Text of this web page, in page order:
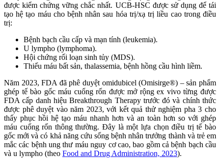
được kiểm chứng vững chắc nhất. UCB-HSC được sử dụng để tái
tạo hệ tạo máu cho bệnh nhân sau hóa trị/xạ trị liều cao trong điều
trị:
Bệnh bạch cầu cấp và mạn tính (leukemia).
U lympho (lymphoma).
Hội chứng rối loạn sinh tủy (MDS).
Thiếu máu bất sản, thalassemia, bệnh hồng cầu hình liềm.
Năm 2023, FDA đã phê duyệt omidubicel (Omisirge®) – sản phẩm
ghép tế bào gốc máu cuống rốn được mở rộng ex vivo từng được
FDA cấp danh hiệu Breakthrough Therapy trước đó và chính thức
được phê duyệt vào năm 2023, với kết quả thử nghiệm pha 3 cho
thấy phục hồi hệ tạo máu nhanh hơn và an toàn hơn so với ghép
máu cuống rốn thông thường. Đây là một lựa chọn điều trị tế bào
gốc mới và có khả năng cứu sống bệnh nhân trưởng thành và trẻ em
mắc các bệnh ung thư máu nguy cơ cao, bao gồm cả bệnh bạch cầu
và u lympho (theo Food and Drug Administration, 2023).